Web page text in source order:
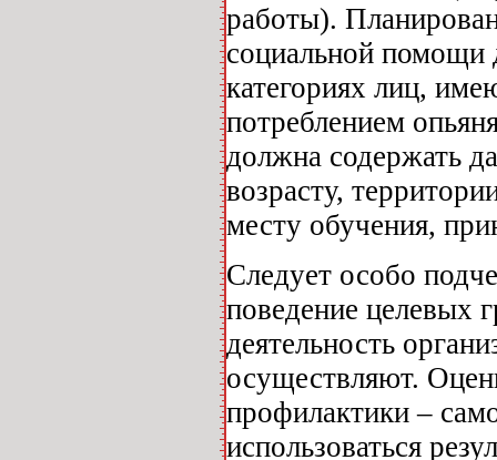
работы).
социальной помощи
категориях лиц,
потреблением
должна содержать
возрасту,
месту обучения,
Следует особо
поведение целевых
деятельность
осуществляют.
профилактики –
использоваться